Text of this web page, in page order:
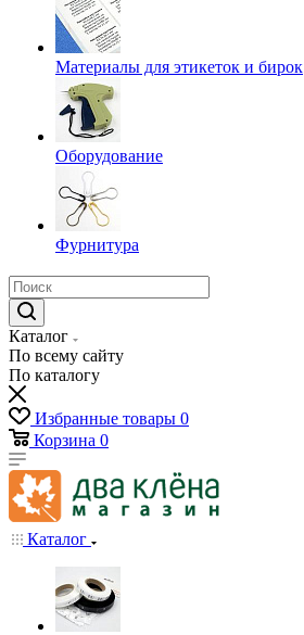
Материалы для этикеток и бирок
Оборудование
Фурнитура
Каталог
По всему сайту
По каталогу
Избранные товары 0
Корзина 0
Каталог